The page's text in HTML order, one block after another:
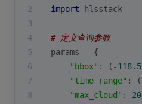
2
import hlsstack
3
4
# 定义查询参数
5
params = {
6
"bbox" : (-118.5
7
"time_range" :
8
"max_cloud" : 20